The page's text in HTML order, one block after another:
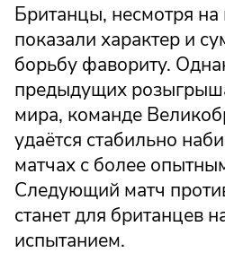
Британцы, несмотря
показали характер и
борьбу фавориту.
предыдущих
мира, команде
удаётся стабильно
матчах с более
Следующий матч
станет для британцев
испытанием.